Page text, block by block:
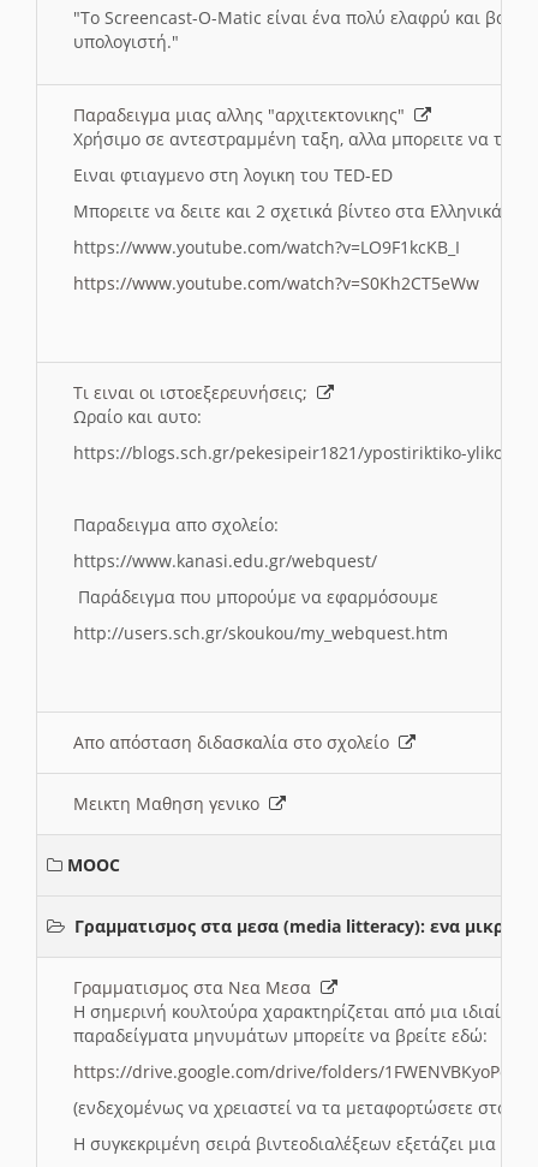
"To Screencast-O-Matic είναι ένα πολύ ελαφρύ και
υπολογιστή."
Παραδειγμα μιας αλλης "αρχιτεκτονικης"
Χρήσιμο σε αντεστραμμένη ταξη, αλλα μπορειτε να το
Ειναι φτιαγμενο στη λογικη του TED-ED
Μπορειτε να δειτε και 2 σχετικά βίντεο στα Ελληνικά:
https://www.youtube.com/watch?v=LO9F1kcKB_I
https://www.youtube.com/watch?v=S0Kh2CT5eWw
Τι ειναι οι ιστοεξερευνήσεις;
Ωραίο και αυτο:
https://blogs.sch.gr/pekesipeir1821/ypostiriktiko-yliko/
Παραδειγμα απο σχολείο:
https://www.kanasi.edu.gr/webquest/
Παράδειγμα που μπορούμε να εφαρμόσουμε
http://users.sch.gr/skoukou/my_webquest.htm
Απο απόσταση διδασκαλία στο σχολείο
Μεικτη Μαθηση γενικο
MOOC
Γραμματισμος στα μεσα (media litteracy): ενα μικρο
Γραμματισμος στα Νεα Μεσα
Η σημερινή κουλτούρα χαρακτηρίζεται από μια
παραδείγματα μηνυμάτων μπορείτε να βρείτε εδώ:
https://drive.google.com/drive/folders/
(ενδεχομένως να χρειαστεί να τα μεταφορτώσετε στο
Η συγκεκριμένη σειρά βιντεοδιαλέξεων εξετάζει μια